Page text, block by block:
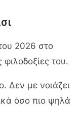
2026 στο
φιλοδοξίες του.
Δεν με νοιάζει
όσο πιο ψηλά